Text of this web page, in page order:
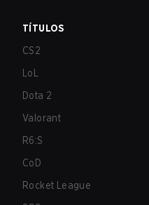
TÍTULOS
CS2
LoL
Dota 2
Valorant
R6:S
CoD
Rocket League